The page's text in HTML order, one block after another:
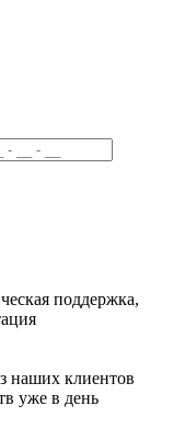
поддержка,
наших клиентов
уже в день